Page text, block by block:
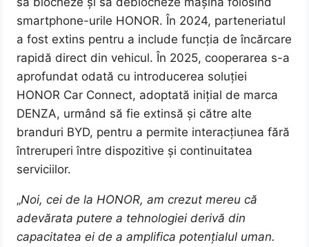
smartphone-urile HONOR. În 2024, parteneriatul
a fost extins pentru a include funcția de încărcare
rapidă direct din vehicul. În 2025, cooperarea s-a
aprofundat odată cu introducerea soluției
HONOR Car Connect, adoptată inițial de marca
DENZA, urmând să fie extinsă și către alte
branduri BYD, pentru a permite interacțiunea fără
întreruperi între dispozitive și continuitatea
serviciilor.
„Noi, cei de la HONOR, am crezut mereu că
adevărata putere a tehnologiei derivă din
capacitatea ei de a amplifica potențialul uman.